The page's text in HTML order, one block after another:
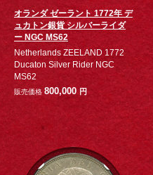
オランダ ゼーラント 1772年 デ
ュカトン銀貨 シルバーライダ
ー NGC MS62
Netherlands ZEELAND 1772
Ducaton Silver Rider NGC
MS62
販売価格 800,000 円